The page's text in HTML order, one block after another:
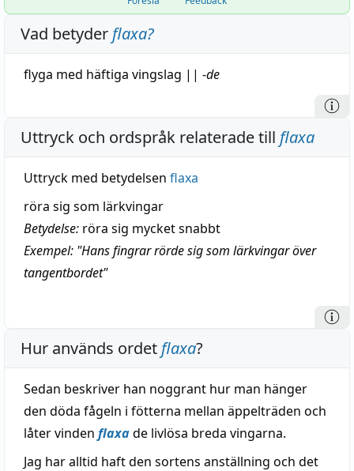
Vad betyder flaxa?
flyga med häftiga vingslag || -de
Uttryck och ordspråk relaterade till flaxa
Uttryck med betydelsen flaxa
röra sig som lärkvingar
Betydelse: röra sig mycket snabbt
Exempel: "Hans fingrar rörde sig som lärkvingar över
tangentbordet"
Hur används ordet flaxa?
Sedan beskriver han noggrant hur man hänger
den döda fågeln i fötterna mellan äppelträden och
låter vinden flaxade livlösa breda vingarna.
Jag har alltid haft den sortens anställning och det